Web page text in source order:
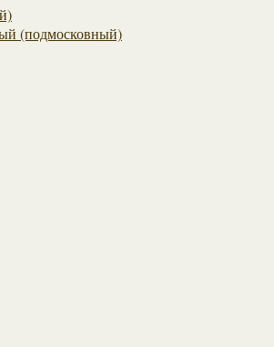
(подмосковный)